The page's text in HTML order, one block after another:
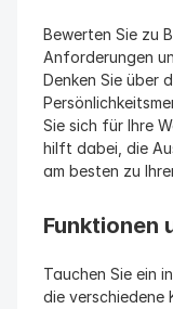
Bewerten Sie zu
Anforderungen
Denken Sie über
Sie sich für Ihre
hilft dabei, die
am besten zu
Funktionen
Tauchen Sie ein
die verschiedene